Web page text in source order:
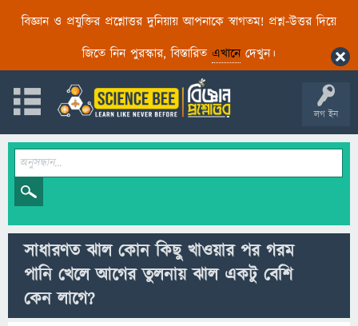
বিজ্ঞান ও প্রযুক্তির প্রশ্নোত্তর দুনিয়ায় আপনাকে স্বাগতম! প্রশ্ন-উত্তর দিয়ে
জিতে নিন পুরস্কার, বিস্তারিত এখানেদেখুন।
লগ ইন
সাধারণত‌ ঝাল কোন কিছু খাওয়ার পর গরম
পানি খেলে আগের তুলনায় ঝাল একটু বেশি
কেন লাগে?